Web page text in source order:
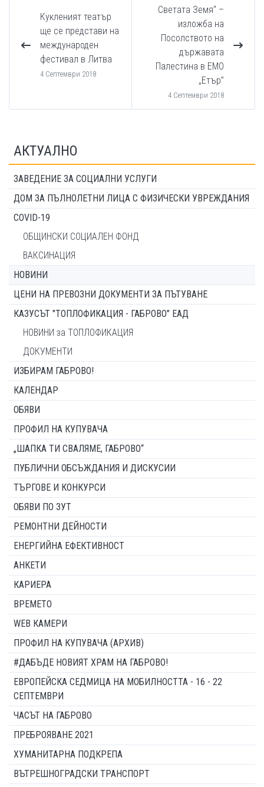
Кукленият театър
ще се представи на
международен
фестивал в Литва
4 Септември 2018
Светата Земя“ –
изложба на
Посолството на
държавата
Палестина в ЕМО
„Етър”
4 Септември 2018
АКТУАЛНО
ЗАВЕДЕНИЕ ЗА СОЦИАЛНИ УСЛУГИ
ДОМ ЗА ПЪЛНОЛЕТНИ ЛИЦА С ФИЗИЧЕСКИ УВРЕЖДАНИЯ
COVID-19
ОБЩИНСКИ СОЦИАЛЕН ФОНД
ВАКСИНАЦИЯ
НОВИНИ
ЦЕНИ НА ПРЕВОЗНИ ДОКУМЕНТИ ЗА ПЪТУВАНЕ
КАЗУСЪТ "ТОПЛОФИКАЦИЯ - ГАБРОВО" ЕАД
НОВИНИ за ТОПЛОФИКАЦИЯ
ДОКУМЕНТИ
ИЗБИРАМ ГАБРОВО!
КАЛЕНДАР
ОБЯВИ
ПРОФИЛ НА КУПУВАЧА
„ШАПКА ТИ СВАЛЯМЕ, ГАБРОВО“
ПУБЛИЧНИ ОБСЪЖДАНИЯ И ДИСКУСИИ
ТЪРГОВЕ И КОНКУРСИ
ОБЯВИ ПО ЗУТ
РЕМОНТНИ ДЕЙНОСТИ
ЕНЕРГИЙНА ЕФЕКТИВНОСТ
АНКЕТИ
КАРИЕРА
ВРЕМЕТО
WEB КАМЕРИ
ПРОФИЛ НА КУПУВАЧА (АРХИВ)
#ДАБЪДЕ НОВИЯТ ХРАМ НА ГАБРОВО!
ЕВРОПЕЙСКА СЕДМИЦА НА МОБИЛНОСТТА - 16 - 22
СЕПТЕМВРИ
ЧАСЪТ НА ГАБРОВО
ПРЕБРОЯВАНЕ 2021
ХУМАНИТАРНА ПОДКРЕПА
ВЪТРЕШНОГРАДСКИ ТРАНСПОРТ